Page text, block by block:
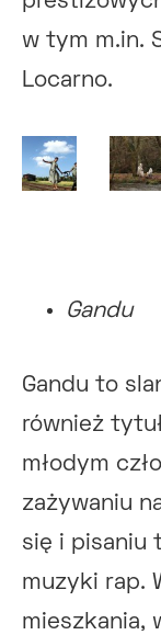
w tym m.in.
Locarno.
Gandu
Gandu to
również
młodym
zażywaniu
się i pisaniu
muzyki rap.
mieszkania,